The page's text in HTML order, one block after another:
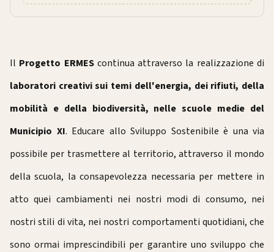
Il Progetto ERMEScontinua attraverso la realizzazione di
laboratori creativi sui temi dell'energia, dei rifiuti, della
mobilità e della biodiversità, nelle scuole medie del
Municipio XI. Educare allo Sviluppo Sostenibile è una via
possibile per trasmettere al territorio, attraverso il mondo
della scuola, la consapevolezza necessaria per mettere in
atto quei cambiamenti nei nostri modi di consumo, nei
nostri stili di vita, nei nostri comportamenti quotidiani, che
sono ormai imprescindibili per garantire uno sviluppo che